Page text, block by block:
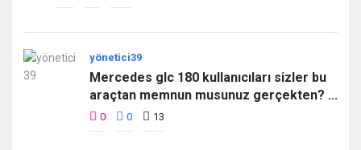
yönetici39
Mercedes glc 180 kullanıcıları sizler bu
araçtan memnun musunuz gerçekten? ...
0 0 13